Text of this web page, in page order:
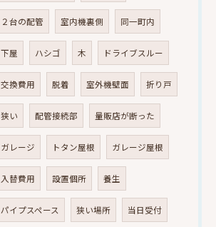
２台の配管 室内機裏側 同一町内
下屋 ハシゴ 木 ドライブスルー
交換費用 脱着 室外機壁面 折り戸
狭い 配管接続部 量販店が断った
ガレージ トタン屋根 ガレージ屋根
入替費用 設置個所 養生
パイプスペース 狭い場所 当日受付